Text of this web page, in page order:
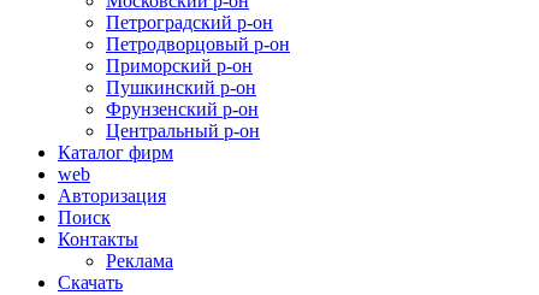
Петроградский р-он
Петродворцовый р-он
Приморский р-он
Пушкинский р-он
Фрунзенский р-он
Центральный р-он
Каталог фирм
web
Авторизация
Поиск
Контакты
Реклама
Скачать